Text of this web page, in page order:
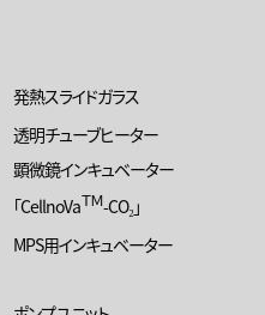
発熱スライドガラス
透明チューブヒーター
顕微鏡インキュベーター
「CellnoVaＴＭ-CO₂」
MPS用インキュベーター